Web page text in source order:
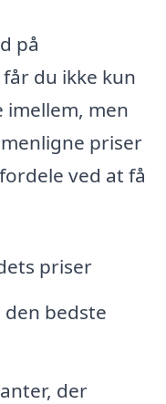
på
du ikke kun
men
priser
ved at få
priser
bedste
der